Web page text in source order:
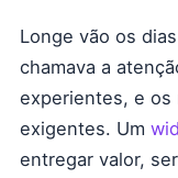
Longe vão os
chamava a
experientes, e os
exigentes. Um
entregar valor,